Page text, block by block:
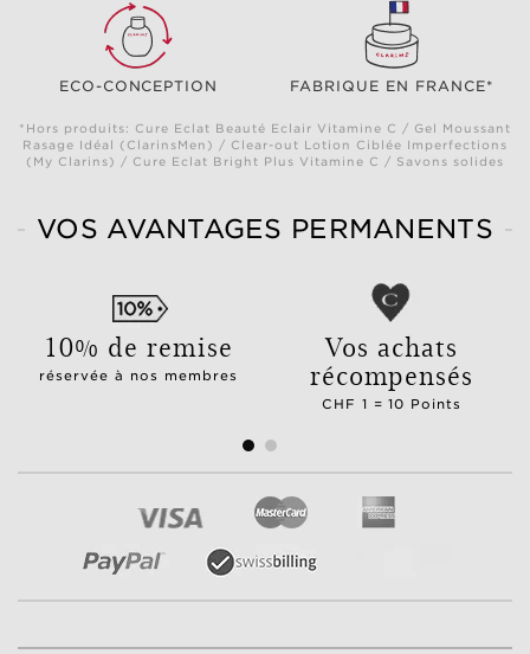
ECO-CONCEPTION FABRIQUE EN FRANCE*
*Hors produits: Cure Eclat Beauté Eclair Vitamine C / Gel Moussant
Rasage Idéal (ClarinsMen) / Clear-out Lotion Ciblée Imperfections
(My Clarins) / Cure Eclat Bright Plus Vitamine C / Savons solides
VOS AVANTAGES PERMANENTS
10% de remise
réservée à nos membres
Vos achats
récompensés
CHF 1 = 10 Points